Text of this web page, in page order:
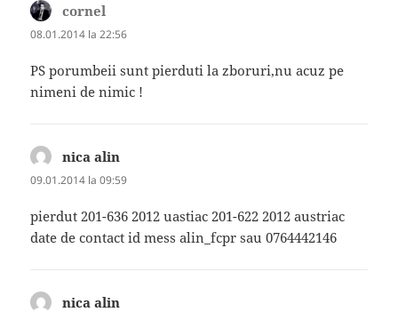
cornel
08.01.2014 la 22:56
PS porumbeii sunt pierduti la zboruri,nu acuz pe
nimeni de nimic !
nica alin
09.01.2014 la 09:59
pierdut 201-636 2012 uastiac 201-622 2012 austriac
date de contact id mess alin_fcpr sau 0764442146
nica alin